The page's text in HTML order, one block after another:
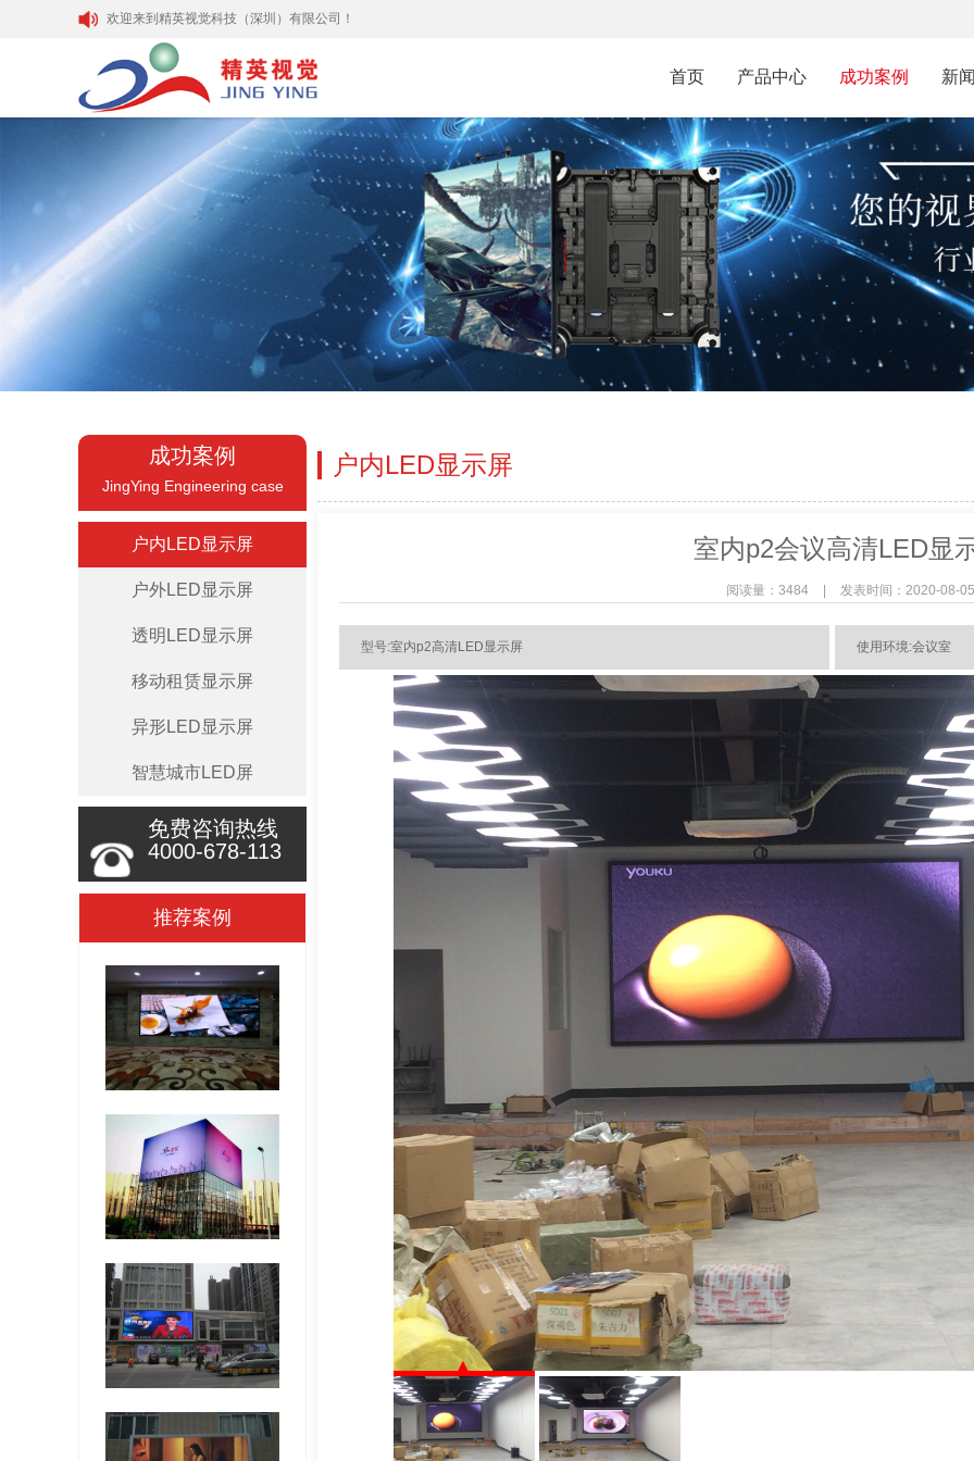
欢迎来到精英视觉科技（深圳）有限公司！
首页 产品中心 成功案例 新
成功案例
JingYing Engineering case
户内LED显示屏
户外LED显示屏
透明LED显示屏
移动租赁显示屏
异形LED显示屏
智慧城市LED屏
免费咨询热线
4000-678-113
推荐案例
户内LED显示屏
室内p2会议高清LED显
阅读量：3484 | 发表时间：2020-08-05
型号:室内p2高清LED显示屏 使用环境:会议室